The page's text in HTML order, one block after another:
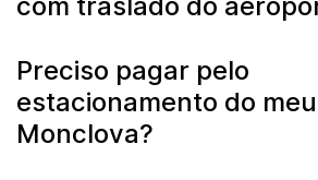
Preciso pagar pelo
estacionamento do
Monclova?